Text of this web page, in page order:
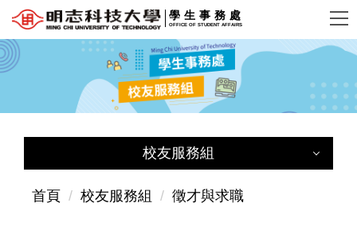
跳
到
主
學生事務處
OFFICE OF STUDENT AFFAIRS
校友服務組
校友服務組
首頁 校友服務組 徵才與求職